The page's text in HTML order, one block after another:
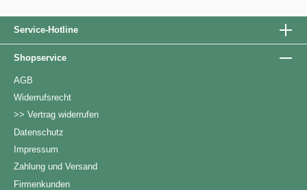
Service-Hotline
Shopservice
AGB
Widerrufsrecht
>> Vertrag widerrufen
Datenschutz
Impressum
Zahlung und Versand
Firmenkunden